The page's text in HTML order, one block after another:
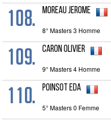
108. MOREAU Jerome
8° Masters 3 Homme
109. CARON Olivier
9° Masters 4 Homme
110. POINSOT Eda
5° Masters 0 Femme